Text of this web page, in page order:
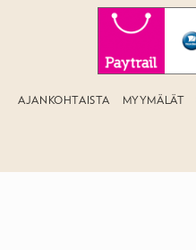
AJANKOHTAISTA MYYMÄLÄT